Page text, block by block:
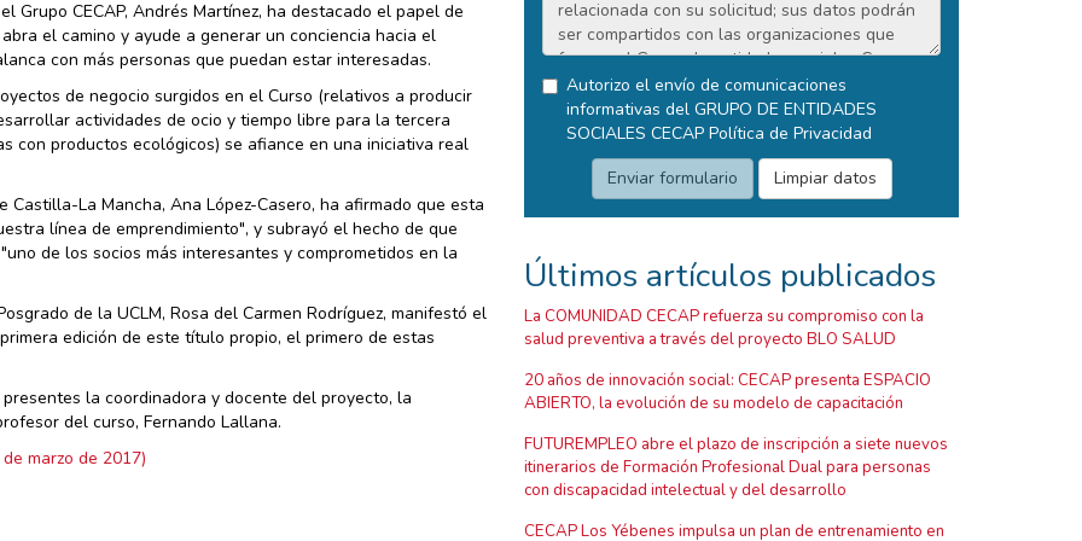
CECAP, Andrés Martínez, ha destacado el papel de
el camino y ayude a generar un conciencia hacia el
con más personas que puedan estar interesadas.
de negocio surgidos en el Curso (relativos a producir
actividades de ocio y tiempo libre para la tercera
con productos ecológicos) se afiance en una iniciativa real
La Mancha, Ana López-Casero, ha afirmado que esta
línea de emprendimiento", y subrayó el hecho de que
de los socios más interesantes y comprometidos en la
de la UCLM, Rosa del Carmen Rodríguez, manifestó el
edición de este título propio, el primero de estas
la coordinadora y docente del proyecto, la
del curso, Fernando Lallana.
Autorizo el envío de comunicaciones
informativas del GRUPO DE ENTIDADES
SOCIALES CECAP Política de Privacidad
Últimos artículos publicados
La COMUNIDAD CECAP refuerza su compromiso con la
salud preventiva a través del proyecto BLO SALUD
20 años de innovación social: CECAP presenta ESPACIO
ABIERTO, la evolución de su modelo de capacitación
FUTUREMPLEO abre el plazo de inscripción a siete nuevos
itinerarios de Formación Profesional Dual para personas
con discapacidad intelectual y del desarrollo
CECAP Los Yébenes impulsa un plan de entrenamiento en